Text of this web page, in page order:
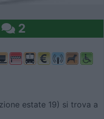
2
estate 19) si trova a